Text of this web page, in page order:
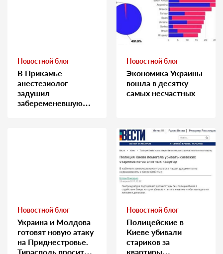
Новостной блог
В Прикамье
анестезиолог
задушил
забеременевшую
Новостной блог
Экономика Украины
вошла в десятку
самых несчастных
Новостной блог
Украина и Молдова
готовят новую атаку
на Приднестровье.
Тирасполь просит
Новостной блог
Полицейские в
Киеве убивали
стариков за
квартиры…